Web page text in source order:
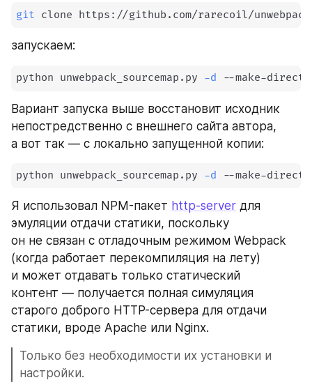
git clone https://github.com/rarecoil/
запускаем:
python unwebpack_sourcemap.py -d --make-
Вариант запуска выше восстановит исходник
непостредственно с внешнего сайта автора,
а вот так — с локально запущенной копии:
python unwebpack_sourcemap.py -d --make-
Я использовал NPM-пакет http-server для
эмуляции отдачи статики, поскольку
он не связан с отладочным режимом Webpack
(когда работает перекомпиляция на лету)
и может отдавать только статический
контент — получается полная симуляция
старого доброго HTTP-сервера для отдачи
статики, вроде Apache или Nginx.
Только без необходимости их установки и
настройки.